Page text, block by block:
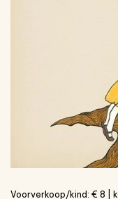
Voorverkoop/kind: € 8 |